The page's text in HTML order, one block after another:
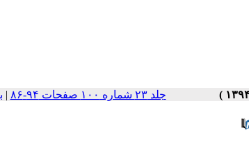
جلد ۲۳ شماره ۱۰۰ صفحات ۹۴-۸۶ |